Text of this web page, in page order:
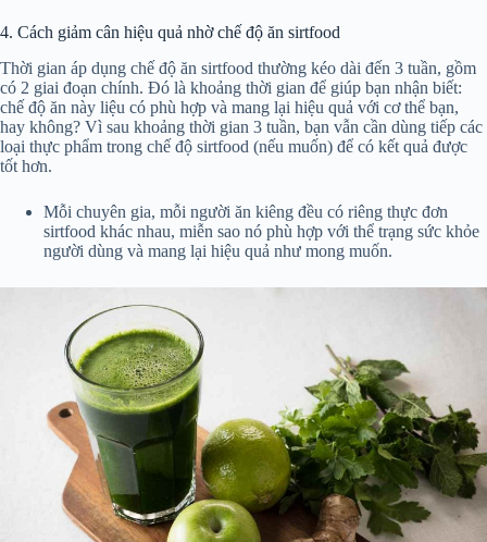
4. Cách giảm cân hiệu quả nhờ chế độ ăn sirtfood
Thời gian áp dụng chế độ ăn sirtfood thường kéo dài đến 3 tuần, gồm
có 2 giai đoạn chính. Đó là khoảng thời gian để giúp bạn nhận biết:
chế độ ăn này liệu có phù hợp và mang lại hiệu quả với cơ thể bạn,
hay không? Vì sau khoảng thời gian 3 tuần, bạn vẫn cần dùng tiếp các
loại thực phẩm trong chế độ sirtfood (nếu muốn) để có kết quả được
tốt hơn.
Mỗi chuyên gia, mỗi người ăn kiêng đều có riêng thực đơn
sirtfood khác nhau, miễn sao nó phù hợp với thể trạng sức khỏe
người dùng và mang lại hiệu quả như mong muốn.